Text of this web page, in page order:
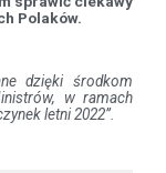
Polaków.
dzięki środkom
w ramach
letni 2022”.